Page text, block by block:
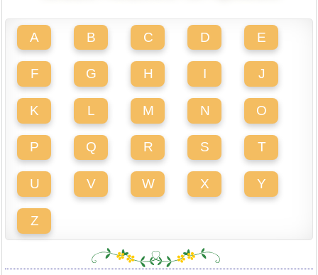
A B C D E
F G H I J
K L M N O
P Q R S T
U V W X Y
Z